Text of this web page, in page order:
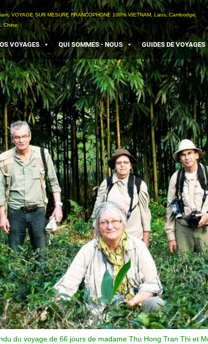
VOYAGE SUR MESURE FRANCOPHONE 100% VIETNAM, Laos, Cambodge,
Chine
VOYAGES QUI SOMMES - NOUS GUIDES DE VOYAGES
du voyage de 66 jours de madame Thu Hong Tran Thi et